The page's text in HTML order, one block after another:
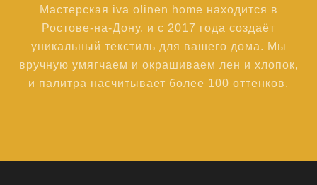
Мастерская iva olinen home находится в
Ростове-на-Дону, и с 2017 года создаёт
уникальный текстиль для вашего дома. Мы
вручную умягчаем и окрашиваем лен и хлопок,
и палитра насчитывает более 100 оттенков.